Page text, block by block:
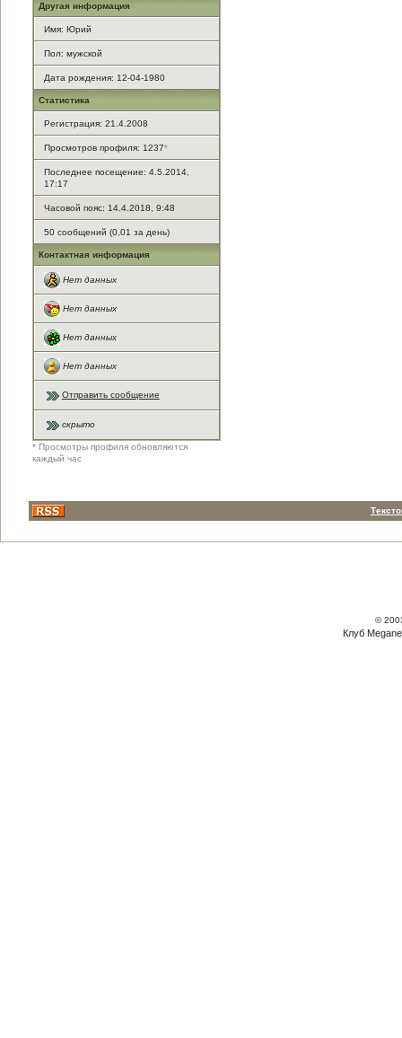
Другая информация
Имя: Юрий
Пол: мужской
Дата рождения: 12-04-1980
Статистика
Регистрация: 21.4.2008
Просмотров профиля: 1237*
Последнее посещение: 4.5.2014,
17:17
Часовой пояс: 14.4.2018, 9:48
50 сообщений (0,01 за день)
Контактная информация
Нет данных
Нет данных
Нет данных
Нет данных
Отправить сообщение
скрыто
* Просмотры профиля обновляются
каждый час
©
Клуб